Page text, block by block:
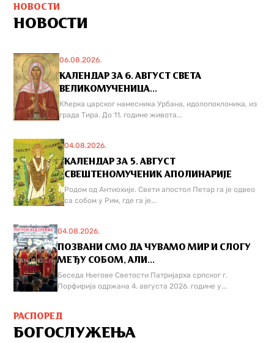
НОВОСТИ
НОВОСТИ
06.08.2026.
КАЛЕНДАР ЗА 6. АВГУСТ СВЕТА
ВЕЛИКОМУЧЕНИЦА...
Кћерка царског намесника Урбана, идолопоклоника, из
града Тира. До 11. године живота...
04.08.2026.
КАЛЕНДАР ЗА 5. АВГУСТ
СВЕШТЕНОМУЧЕНИК АПОЛИНАРИЈЕ
Родом од Антиохије. Свети апостол Петар га је одвео
са собом у Рим, где га је...
04.08.2026.
ПОЗВАНИ СМО ДА ЧУВАМО МИР И СЛОГУ
МЕЂУ СОБОМ, АЛИ...
Беседа Његове Светости Патријарха српског г.
Порфирија одржана 4. августа 2026. године у...
РАСПОРЕД
БОГОСЛУЖЕЊА